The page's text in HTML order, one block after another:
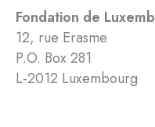
Fondation de
12, rue Erasme
P.O. Box 281
L-2012 Luxembourg